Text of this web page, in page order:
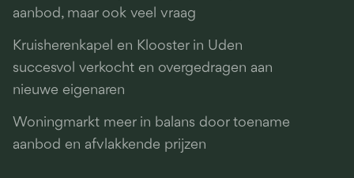
aanbod, maar ook veel vraag
Kruisherenkapel en Klooster in Uden
succesvol verkocht en overgedragen aan
nieuwe eigenaren
Woningmarkt meer in balans door toename
aanbod en afvlakkende prijzen